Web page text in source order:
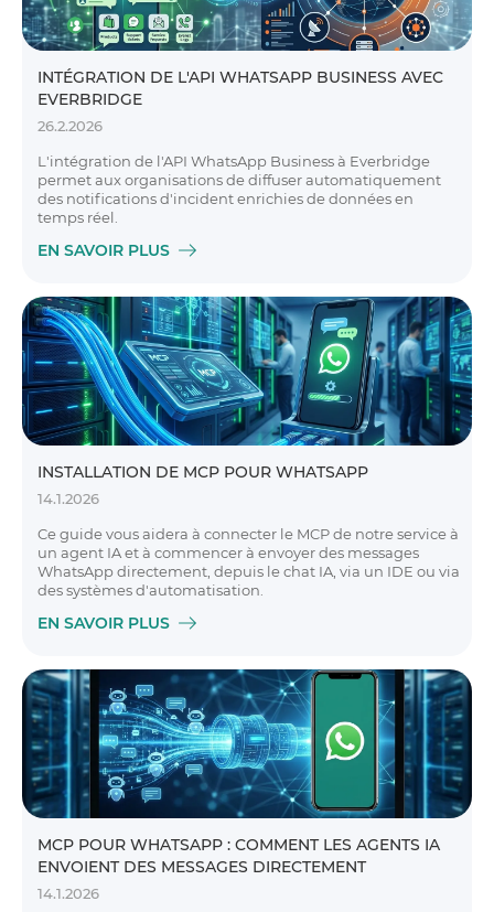
INTÉGRATION DE L'API WHATSAPP BUSINESS AVEC
EVERBRIDGE
26.2.2026
L'intégration de l'API WhatsApp Business à Everbridge
permet aux organisations de diffuser automatiquement
des notifications d'incident enrichies de données en
temps réel.
EN SAVOIR PLUS
INSTALLATION DE MCP POUR WHATSAPP
14.1.2026
Ce guide vous aidera à connecter le MCP de notre service à
un agent IA et à commencer à envoyer des messages
WhatsApp directement, depuis le chat IA, via un IDE ou via
des systèmes d'automatisation.
EN SAVOIR PLUS
MCP POUR WHATSAPP : COMMENT LES AGENTS IA
ENVOIENT DES MESSAGES DIRECTEMENT
14.1.2026